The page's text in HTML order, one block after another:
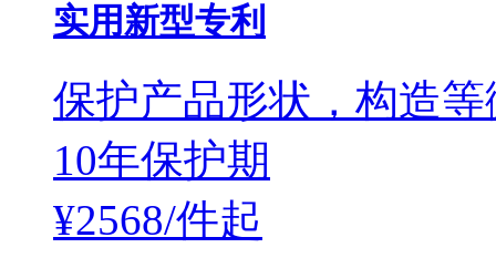
实用新型专利
保护产品形状，构造
10年保护期
¥2568/件起